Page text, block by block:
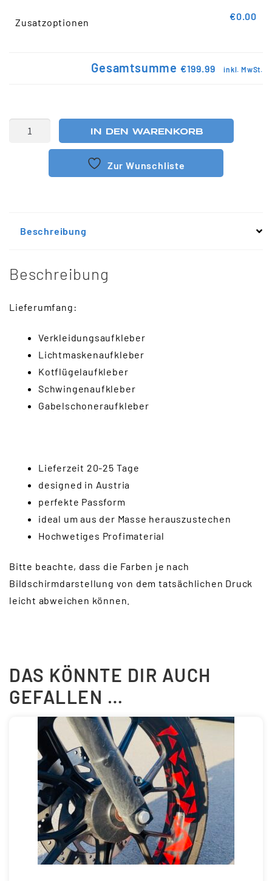
Zusatzoptionen
€0.00
Gesamtsumme €199.99 inkl. MwSt.
IN DEN WARENKORB
Zur Wunschliste
Beschreibung
Beschreibung
Lieferumfang:
Verkleidungsaufkleber
Lichtmaskenaufkleber
Kotflügelaufkleber
Schwingenaufkleber
Gabelschoneraufkleber
Lieferzeit 20-25 Tage
designed in Austria
perfekte Passform
ideal um aus der Masse herauszustechen
Hochwetiges Profimaterial
Bitte beachte, dass die Farben je nach
Bildschirmdarstellung von dem tatsächlichen Druck
leicht abweichen können.
DAS KÖNNTE DIR AUCH
GEFALLEN …